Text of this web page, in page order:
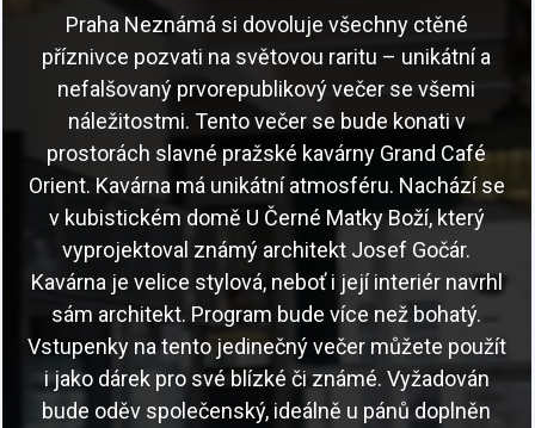
Praha Neznámá si dovoluje všechny ctěné
příznivce pozvati na světovou raritu – unikátní a
nefalšovaný prvorepublikový večer se všemi
náležitostmi. Tento večer se bude konati v
prostorách slavné pražské kavárny Grand Café
Orient. Kavárna má unikátní atmosféru. Nachází se
v kubistickém domě U Černé Matky Boží, který
vyprojektoval známý architekt Josef Gočár.
Kavárna je velice stylová, neboť i její interiér navrhl
sám architekt. Program bude více než bohatý.
Vstupenky na tento jedinečný večer můžete použít
i jako dárek pro své blízké či známé. Vyžadován
bude oděv společenský, ideálně u pánů doplněn